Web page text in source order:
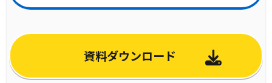
資料ダウンロード